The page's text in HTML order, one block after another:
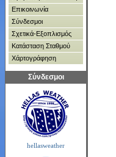
Επικοινωνία
Σύνδεσμοι
Σχετικά-Εξοπλισμός
Κατάσταση Σταθμού
Χάρτoγράφηση
Σύνδεσμοι
hellasweather